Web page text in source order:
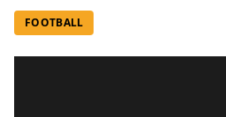
FOOTBALL